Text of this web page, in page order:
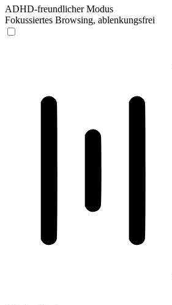
ADHD-freundlicher Modus
Fokussiertes Browsing, ablenkungsfrei